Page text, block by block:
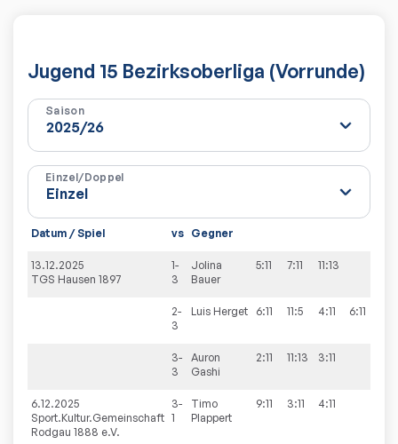
Jugend 15 Bezirksoberliga (Vorrunde)
Saison
Einzel/Doppel
Datum / Spiel vs Gegner
13.12.2025
TGS Hausen 1897
1-
3
Jolina
Bauer
5:11 7:11 11:13
2-
3
Luis Herget 6:11 11:5 4:11 6:11
3-
3
Auron
Gashi
2:11 11:13 3:11
6.12.2025
Sport.Kultur.Gemeinschaft
Rodgau 1888 e.V.
3-
1
Timo
Plappert
9:11 3:11 4:11